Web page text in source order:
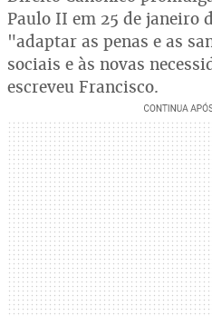
Paulo II em 25 de janeiro
"adaptar as penas e as
sociais e às novas
escreveu Francisco.